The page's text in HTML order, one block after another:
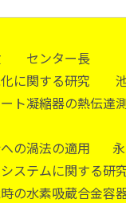
センター長
化に関する研究
ート凝縮器の熱伝
への渦法の適用
システムに関する
時の水素吸蔵合金